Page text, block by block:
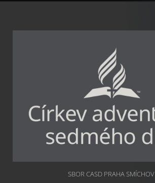
SBOR CASD PRAHA SMÍCHOV